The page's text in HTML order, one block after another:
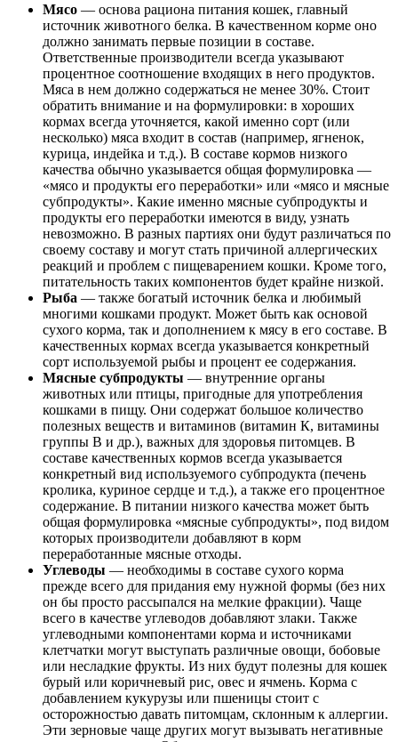
Мясо — основа рациона питания кошек, главный
источник животного белка. В качественном корме оно
должно занимать первые позиции в составе.
Ответственные производители всегда указывают
процентное соотношение входящих в него продуктов.
Мяса в нем должно содержаться не менее 30%. Стоит
обратить внимание и на формулировки: в хороших
кормах всегда уточняется, какой именно сорт (или
несколько) мяса входит в состав (например, ягненок,
курица, индейка и т.д.). В составе кормов низкого
качества обычно указывается общая формулировка —
«мясо и продукты его переработки» или «мясо и мясные
субпродукты». Какие именно мясные субпродукты и
продукты его переработки имеются в виду, узнать
невозможно. В разных партиях они будут различаться по
своему составу и могут стать причиной аллергических
реакций и проблем с пищеварением кошки. Кроме того,
питательность таких компонентов будет крайне низкой.
Рыба — также богатый источник белка и любимый
многими кошками продукт. Может быть как основой
сухого корма, так и дополнением к мясу в его составе. В
качественных кормах всегда указывается конкретный
сорт используемой рыбы и процент ее содержания.
Мясные субпродукты — внутренние органы
животных или птицы, пригодные для употребления
кошками в пищу. Они содержат большое количество
полезных веществ и витаминов (витамин К, витамины
группы В и др.), важных для здоровья питомцев. В
составе качественных кормов всегда указывается
конкретный вид используемого субпродукта (печень
кролика, куриное сердце и т.д.), а также его процентное
содержание. В питании низкого качества может быть
общая формулировка «мясные субпродукты», под видом
которых производители добавляют в корм
переработанные мясные отходы.
Углеводы — необходимы в составе сухого корма
прежде всего для придания ему нужной формы (без них
он бы просто рассыпался на мелкие фракции). Чаще
всего в качестве углеводов добавляют злаки. Также
углеводными компонентами корма и источниками
клетчатки могут выступать различные овощи, бобовые
или несладкие фрукты. Из них будут полезны для кошек
бурый или коричневый рис, овес и ячмень. Корма с
добавлением кукурузы или пшеницы стоит с
осторожностью давать питомцам, склонным к аллергии.
Эти зерновые чаще других могут вызывать негативные